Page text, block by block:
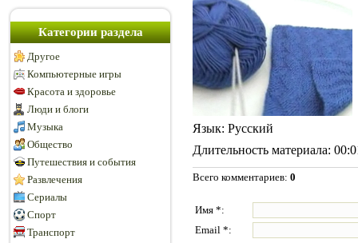
Категории раздела
Другое
Компьютерные игры
Красота и здоровье
Люди и блоги
Музыка
Общество
Путешествия и события
Развлечения
Сериалы
Спорт
Транспорт
Язык: Русский
Длительность материала:
Всего комментариев: 0
Имя *:
Email *: